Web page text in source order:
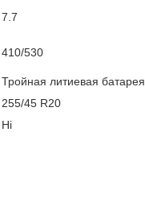
7.7
410/530
Тройная литиевая батарея
255/45 R20
Ні